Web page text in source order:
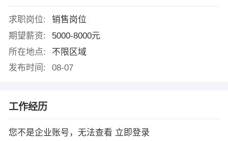
求职岗位:
销售岗位
期望薪资:
5000-8000元
所在地点:
不限区域
发布时间:
08-07
工作经历
您不是企业账号，无法查看 立即登录